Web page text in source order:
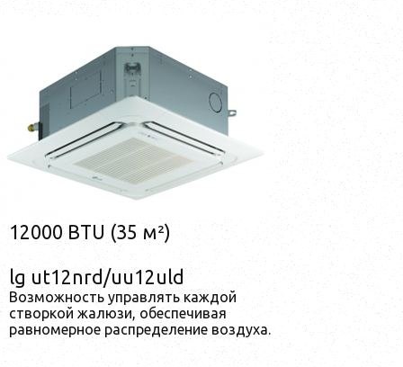
12000 BTU (35 м²)
lg ut12nrd/uu12uld
Возможность управлять каждой
створкой жалюзи, обеспечивая
равномерное распределение воздуха.